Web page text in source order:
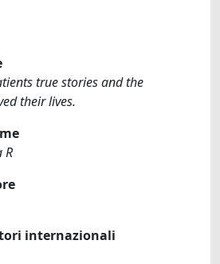
true stories and the
their lives.
R
internazionali